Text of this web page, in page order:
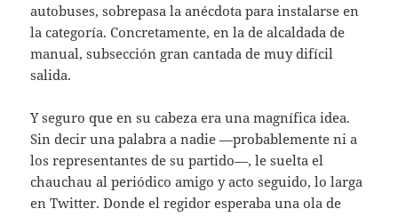
autobuses, sobrepasa la anécdota para instalarse en
la categoría. Concretamente, en la de alcaldada de
manual, subsección gran cantada de muy difícil
salida.
Y seguro que en su cabeza era una magnífica idea.
Sin decir una palabra a nadie —probablemente ni a
los representantes de su partido—, le suelta el
chauchau al periódico amigo y acto seguido, lo larga
en Twitter. Donde el regidor esperaba una ola de